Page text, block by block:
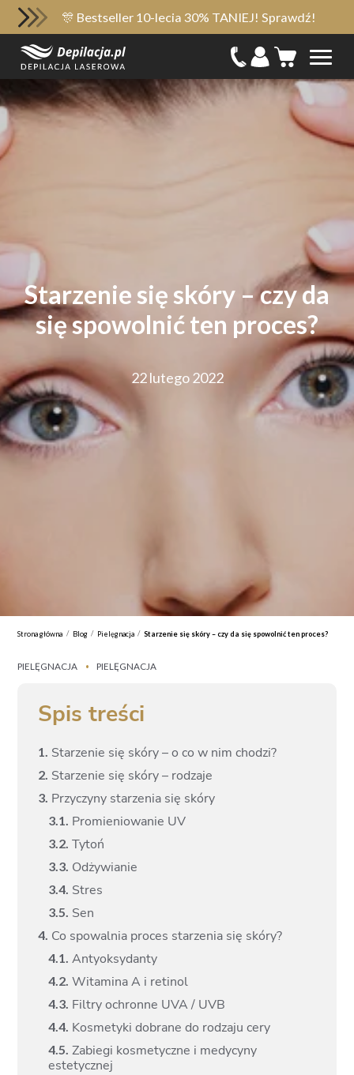
🎊 Bestseller 10-lecia 30% TANIEJ! Sprawdź!
Starzenie się skóry – czy da
się spowolnić ten proces?
22 lutego 2022
Strona główna / Blog / Pielęgnacja / Starzenie się skóry – czy da się spowolnić ten proces?
PIELĘGNACJA • PIELĘGNACJA
Spis treści
1. Starzenie się skóry – o co w nim chodzi?
2. Starzenie się skóry – rodzaje
3. Przyczyny starzenia się skóry
3. 1. Promieniowanie UV
3. 2. Tytoń
3. 3. Odżywianie
3.4. Stres
3. 5. Sen
4. Co spowalnia proces starzenia się skóry?
4. 1. Antyoksydanty
4. 2. Witamina A i retinol
4. 3. Filtry ochronne UVA / UVB
4.4. Kosmetyki dobrane do rodzaju cery
4. 5. Zabiegi kosmetyczne i medycyny
estetycznej